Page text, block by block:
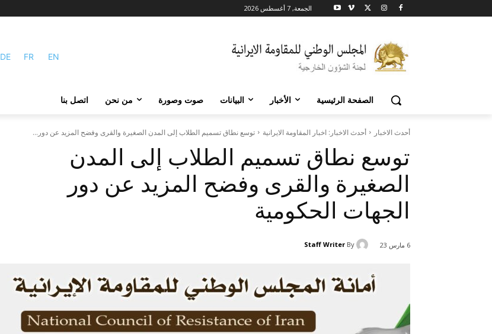
الجمعة, 7 أغسطس 2026
DE FR EN
الصفحة الرئيسية الأخبار البيانات صوت وصورة من نحن اتصل بنا
أحدث الاخبار أحدث الاخبار: اخبار المقاومة الايرانية توسع نطاق تسميم الطلاب إلى المدن الصغيرة والقرى وفضح المزيد عن دور...
توسع نطاق تسميم الطلاب إلى المدن
الصغيرة والقرى وفضح المزيد عن دور
الجهات الحكومية
6 مارس 23 By
Staff Writer